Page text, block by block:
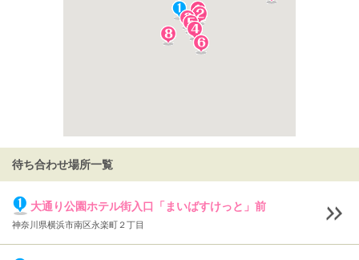
待ち合わせ場所一覧
大通り公園ホテル街入口「まいばすけっと」前
神奈川県横浜市南区永楽町２丁目